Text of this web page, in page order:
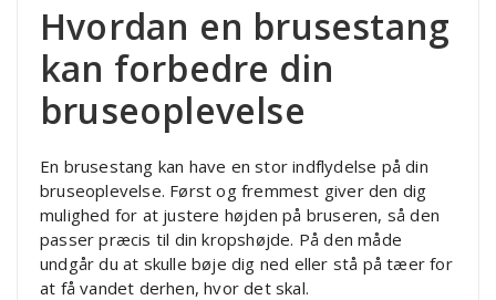
Hvordan en brusestang
kan forbedre din
bruseoplevelse
En brusestang kan have en stor indflydelse på din
bruseoplevelse. Først og fremmest giver den dig
mulighed for at justere højden på bruseren, så den
passer præcis til din kropshøjde. På den måde
undgår du at skulle bøje dig ned eller stå på tæer for
at få vandet derhen, hvor det skal.